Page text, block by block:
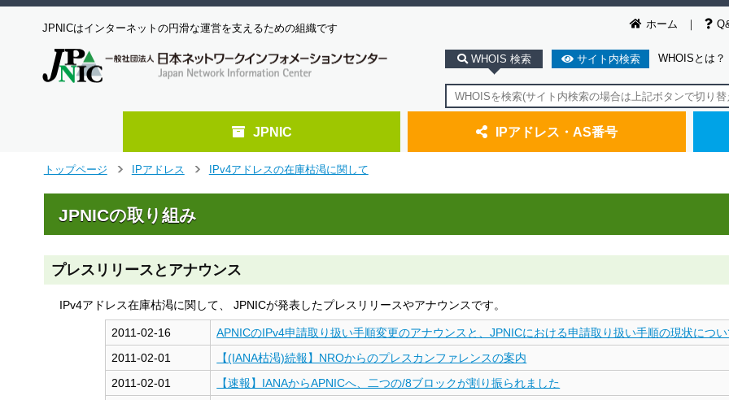
ホーム
JPNICはインターネットの円滑な運営を支えるための組織です
WHOIS 検索 サイト内検索 WHOISとは？
JPNIC IPアドレス・AS番号
トップページ
IPアドレス
IPv4アドレスの在庫枯渇に関して
JPNICの取り組み
プレスリリースとアナウンス
IPv4アドレス在庫枯渇に関して、 JPNICが発表したプレスリリースやアナウンスです。
2011-02-16
APNICのIPv4申請取り扱い手順変更のアナウンスと、JPNICにおける申請取り扱い手順の現状につ
2011-02-01
【(IANA枯渇)続報】NROからのプレスカンファレンスの案内
2011-02-01
【速報】IANAからAPNICへ、二つの/8ブロックが割り振られました